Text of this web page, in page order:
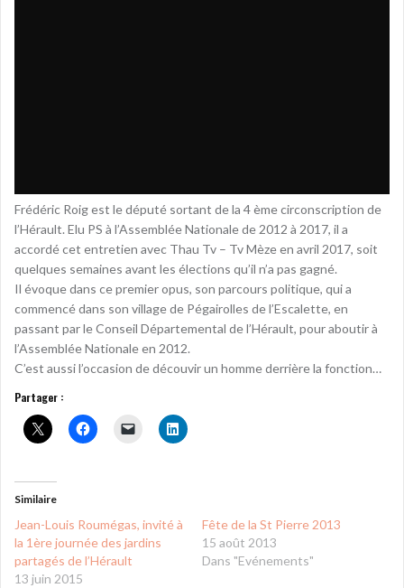
Frédéric Roig est le député sortant de la 4 ème circonscription de
l’Hérault. Elu PS à l’Assemblée Nationale de 2012 à 2017, il a
accordé cet entretien avec Thau Tv – Tv Mèze en avril 2017, soit
quelques semaines avant les élections qu’il n’a pas gagné.
Il évoque dans ce premier opus, son parcours politique, qui a
commencé dans son village de Pégairolles de l’Escalette, en
passant par le Conseil Départemental de l’Hérault, pour aboutir à
l’Assemblée Nationale en 2012.
C’est aussi l’occasion de découvir un homme derrière la fonction…
Partager :
Similaire
Jean-Louis Roumégas, invité à
la 1ère journée des jardins
partagés de l’Hérault
13 juin 2015
Fête de la St Pierre 2013
15 août 2013
Dans "Evénements"